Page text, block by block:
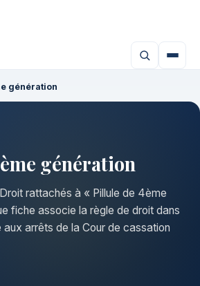
génération
génération
rattachés à « Pillule de 4ème
fiche associe la règle de droit dans
arrêts de la Cour de cassation